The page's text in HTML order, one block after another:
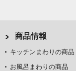
商品情報
キッチンまわりの商品
お風呂まわりの商品